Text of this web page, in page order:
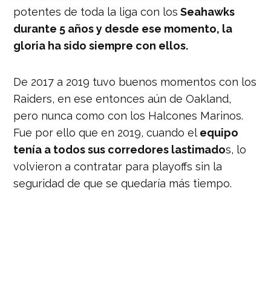
potentes de toda la liga con los Seahawks
durante 5 años y desde ese momento, la
gloria ha sido siempre con ellos.
De 2017 a 2019 tuvo buenos momentos con los
Raiders, en ese entonces aún de Oakland,
pero nunca como con los Halcones Marinos.
Fue por ello que en 2019, cuando el equipo
tenía a todos sus corredores lastimados, lo
volvieron a contratar para playoffs sin la
seguridad de que se quedaría más tiempo.